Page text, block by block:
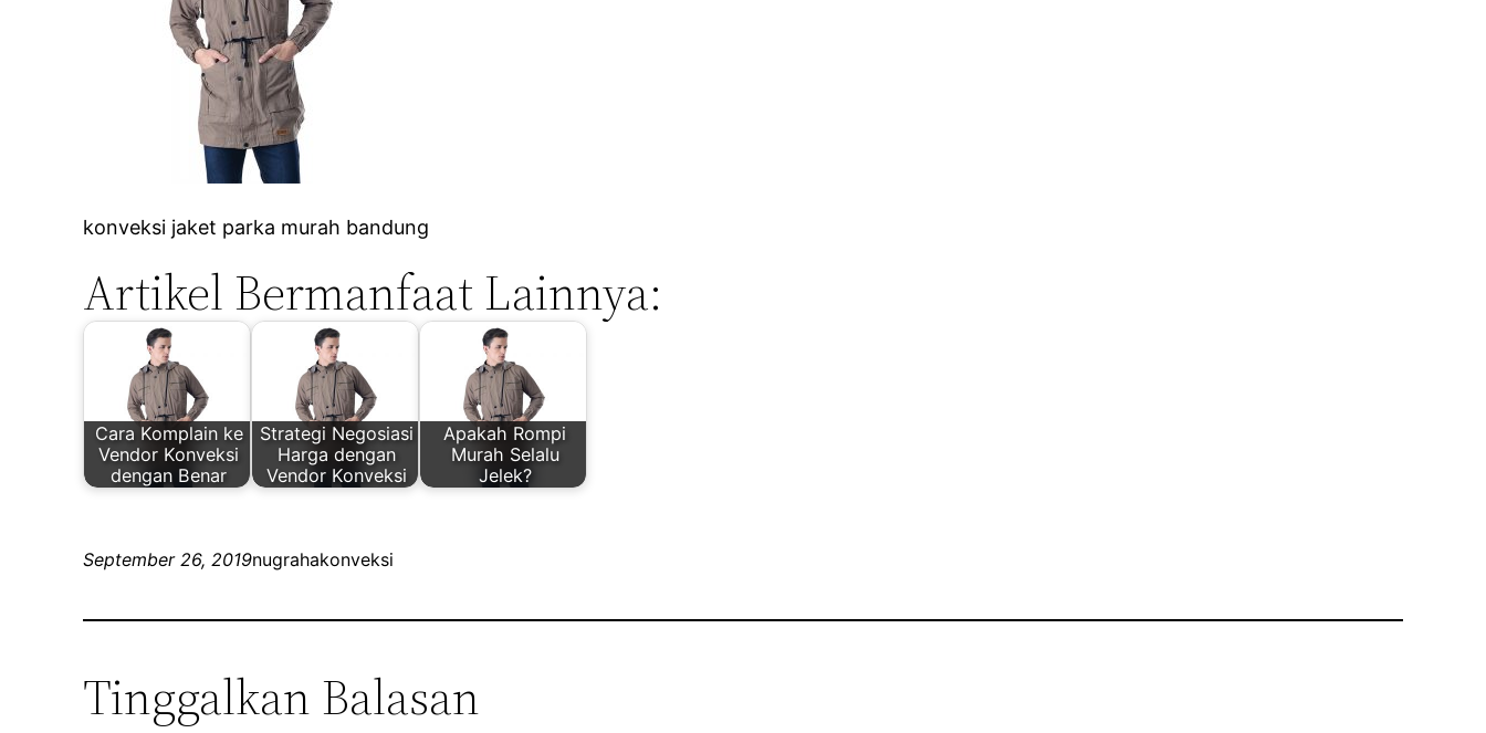
konveksi jaket parka murah bandung
Artikel Bermanfaat Lainnya:
Cara Komplain ke
Vendor Konveksi
dengan Benar
Strategi Negosiasi
Harga dengan
Vendor Konveksi
Apakah Rompi
Murah Selalu
Jelek?
September 26, 2019nugrahakonveksi
Tinggalkan Balasan